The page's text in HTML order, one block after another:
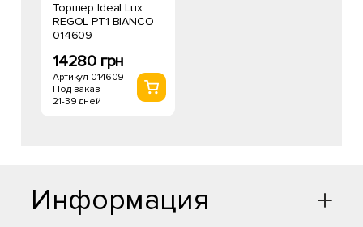
Торшер Ideal Lux
REGOL PT1 BIANCO
014609
14280 грн
Артикул 014609
Под заказ
21-39 дней
Информация